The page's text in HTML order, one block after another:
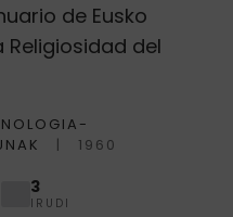
de Eusko
Religiosidad del
1960
3
IRUDI